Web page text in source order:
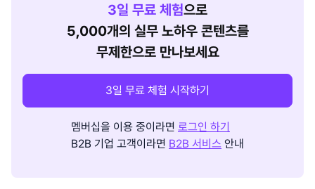
3일 무료 체험으로
5,000개의 실무 노하우 콘텐츠를
무제한으로 만나보세요
3일 무료 체험 시작하기
멤버십을 이용 중이라면 로그인 하기
B2B 기업 고객이라면 B2B 서비스 안내